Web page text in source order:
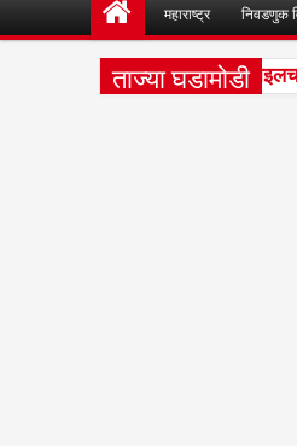
महाराष्ट्र निवडणुक
ताज्या घडामोडी
परीक्षांतील टक्केवारी आणि